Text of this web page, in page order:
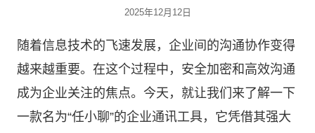
2025年12月12日
随着信息技术的飞速发展，企业间的沟通协作变得
越来越重要。在这个过程中，安全加密和高效沟通
成为企业关注的焦点。今天，就让我们来了解一下
一款名为“任小聊”的企业通讯工具，它凭借其强大